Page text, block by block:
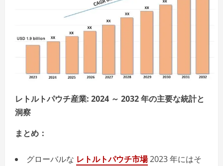
レトルトパウチ産業: 2024 ～ 2032 年の主要な統計と
洞察
まとめ：
グローバルな レトルトパウチ市場2023 年にはそ